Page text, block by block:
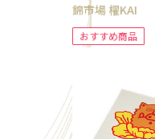
錦市場 櫂KAI
おすすめ商品